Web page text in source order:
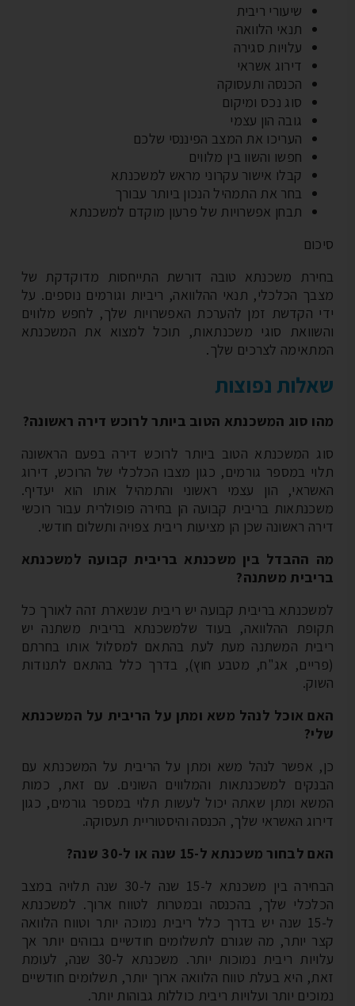
שיעורי ריבית
תנאי הלוואה
עלויות סגירה
דירוג אשראי
הכנסה ותעסוקה
סוג נכס ומיקום
גובה הון עצמי
העריכו את המצב הפיננסי שלכם
חפשו והשוו בין מלווים
קבלו אישור עקרוני מראש למשכנתא
בחר את התמהיל הנכון ביותר עבורך
תבחן אפשרויות של פרעון מוקדם למשכנתא
משכנתא טובה דורשת התייחסות מדוקדקת של
הכלכלי, תנאי ההלוואה, ריביות וגורמים נוספים. על
הקדשת זמן להערכת האפשרויות שלך, לחפש מלווים
סוגי משכנתאות, תוכל למצוא את המשכנתא
לצרכים שלך.
נפוצות
סוג המשכנתא הטוב ביותר לרוכש דירה ראשונה?
המשכנתא הטוב ביותר לרוכש דירה בפעם הראשונה
במספר גורמים, כגון מצבו הכלכלי של הרוכש, דירוג
הון עצמי ראשוני והתמהיל אותו הוא יעדיף.
בריבית קבועה הן בחירה פופולרית עבור רוכשי
ראשונה שכן הן מציעות ריבית צפויה ותשלום חודשי.
ההבדל בין משכנתא בריבית קבועה למשכנתא
משתנה?
בריבית קבועה יש ריבית שנשארת זהה לאורך כל
ההלוואה, בעוד שלמשכנתא בריבית משתנה יש
המשתנה מעת לעת בהתאם למסלול אותו בחרתם
אג"ח, מטבע חוץ), בדרך כלל בהתאם לתנודות
אוכל לנהל משא ומתן על הריבית על המשכנתא
אפשר לנהל משא ומתן על הריבית על המשכנתא עם
למשכנתאות והמלווים השונים. עם זאת, כמות
ומתן שאתה יכול לעשות תלוי במספר גורמים, כגון
האשראי שלך, הכנסה והיסטוריית תעסוקה.
לבחור משכנתא ל-15 שנה או ל-30 שנה?
הבחירה בין משכנתא ל-15 שנה ל-30 שנה תלויה במצב
שלך, בהכנסה ובמטרות לטווח ארוך. למשכנתא
ל-15 שנה יש בדרך כלל ריבית נמוכה יותר וטווח הלוואה
יותר, מה שגורם לתשלומים חודשיים גבוהים יותר אך
עלויות ריבית נמוכות יותר. משכנתא ל-30 שנה, לעומת
היא בעלת טווח הלוואה ארוך יותר, תשלומים חודשיים
יותר ועלויות ריבית כוללות גבוהות יותר.